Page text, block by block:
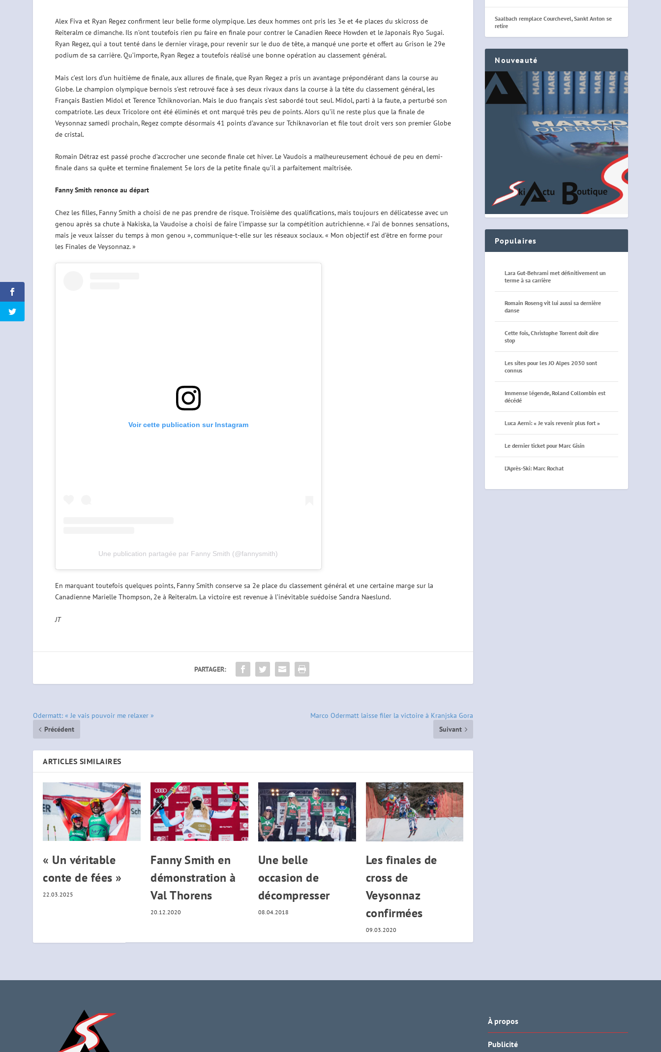
Alex Fiva et Ryan Regez confirment leur belle forme olympique. Les deux hommes ont pris les 3e et 4e places du skicross de
Reiteralm ce dimanche. Ils n’ont toutefois rien pu faire en finale pour contrer le Canadien Reece Howden et le Japonais Ryo Sugai.
Ryan Regez, qui a tout tenté dans le dernier virage, pour revenir sur le duo de tête, a manqué une porte et offert au Grison le 29e
podium de sa carrière. Qu’importe, Ryan Regez a toutefois réalisé une bonne opération au classement général.
Mais c’est lors d’un huitième de finale, aux allures de finale, que Ryan Regez a pris un avantage prépondérant dans la course au
Globe. Le champion olympique bernois s’est retrouvé face à ses deux rivaux dans la course à la tête du classement général, les
Français Bastien Midol et Terence Tchiknovorian. Mais le duo français s’est sabordé tout seul. Midol, parti à la faute, a perturbé son
compatriote. Les deux Tricolore ont été éliminés et ont marqué très peu de points. Alors qu’il ne reste plus que la finale de
Veysonnaz samedi prochain, Regez compte désormais 41 points d’avance sur Tchiknavorian et file tout droit vers son premier Globe
de cristal.
Romain Détraz est passé proche d’accrocher une seconde finale cet hiver. Le Vaudois a malheureusement échoué de peu en demi-
finale dans sa quête et termine finalement 5e lors de la petite finale qu’il a parfaitement maîtrisée.
Fanny Smith renonce au départ
Chez les filles, Fanny Smith a choisi de ne pas prendre de risque. Troisième des qualifications, mais toujours en délicatesse avec un
genou après sa chute à Nakiska, la Vaudoise a choisi de faire l’impasse sur la compétition autrichienne. « J’ai de bonnes sensations,
mais je veux laisser du temps à mon genou », communique-t-elle sur les réseaux sociaux. « Mon objectif est d’être en forme pour
les Finales de Veysonnaz. »
Voir cette publication sur Instagram
Une publication partagée par Fanny Smith (@fannysmith)
En marquant toutefois quelques points, Fanny Smith conserve sa 2e place du classement général et une certaine marge sur la
Canadienne Marielle Thompson, 2e à Reiteralm. La victoire est revenue à l’inévitable suédoise Sandra Naeslund.
JT
PARTAGER:
Odermatt: « Je vais pouvoir me relaxer »
Précédent
Marco Odermatt laisse filer la victoire à Kranjska Gora
Suivant
ARTICLES SIMILAIRES
« Un véritable
conte de fées »
22.03.2025
Fanny Smith en
démonstration à
Val Thorens
20.12.2020
Une belle
occasion de
décompresser
08.04.2018
Les finales de
cross de
Veysonnaz
confirmées
09.03.2020
Saalbach remplace Courchevel, Sankt Anton se
retire
Nouveauté
Populaires
Lara Gut-Behrami met définitivement un
terme à sa carrière
Romain Roseng vit lui aussi sa dernière
danse
Cette fois, Christophe Torrent doit dire
stop
Les sites pour les JO Alpes 2030 sont
connus
Immense légende, Roland Collombin est
décédé
Luca Aerni: « Je vais revenir plus fort »
Le dernier ticket pour Marc Gisin
L’Après-Ski: Marc Rochat
À propos
Publicité